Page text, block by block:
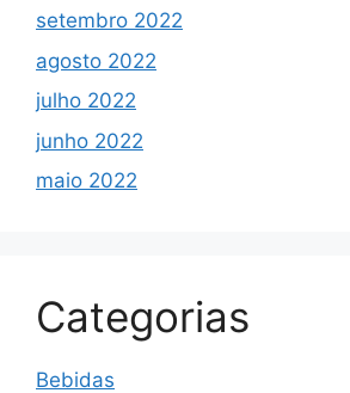
setembro 2022
agosto 2022
julho 2022
junho 2022
maio 2022
Categorias
Bebidas